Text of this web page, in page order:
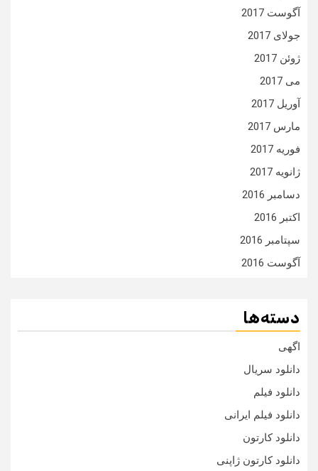
آگوست 2017
جولای 2017
ژوئن 2017
می 2017
آوریل 2017
مارس 2017
فوریه 2017
ژانویه 2017
دسامبر 2016
اکتبر 2016
سپتامبر 2016
آگوست 2016
دسته‌ها
اگهی
دانلود سریال
دانلود فیلم
دانلود فیلم ایرانی
دانلود کارتون
دانلود کارتون ژاپنی